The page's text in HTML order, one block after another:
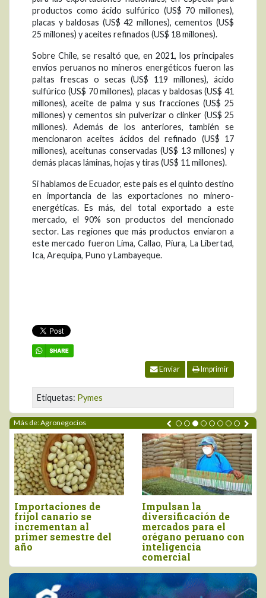
productos como ácido sulfúrico (US$ 70 millones),
placas y baldosas (US$ 42 millones), cementos (US$
25 millones) y aceites refinados (US$ 18 millones).
Sobre Chile, se resaltó que, en 2021, los principales
envíos peruanos no mineros energéticos fueron las
paltas frescas o secas (US$ 119 millones), ácido
sulfúrico (US$ 70 millones), placas y baldosas (US$ 41
millones), aceite de palma y sus fracciones (US$ 25
millones) y cementos sin pulverizar o clinker (US$ 25
millones). Además de los anteriores, también se
mencionaron aceites ácidos del refinado (US$ 17
millones), aceitunas conservadas (US$ 13 millones) y
demás placas láminas, hojas y tiras (US$ 11 millones).
Si hablamos de Ecuador, este país es el quinto destino
en importancia de las exportaciones no minero-
energéticas. Es más, del total exportado a este
mercado, el 90% son productos del mencionado
sector. Las regiones que más productos enviaron a
este mercado fueron Lima, Callao, Piura, La Libertad,
Ica, Arequipa, Puno y Lambayeque.
Enviar Imprimir
Etiquetas: Pymes
Más de: Agronegocios
Perú importó vino por
más de US$ 16,4
millones, entre enero
y junio
Tres pilares para
impulsar la
competitividad del
agro peruano